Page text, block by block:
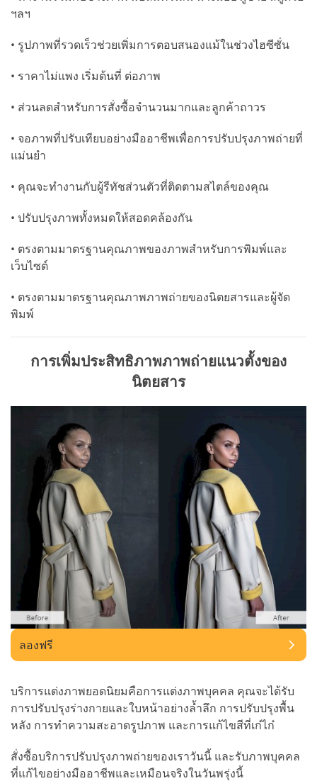
ฯลฯ
• รูปภาพที่รวดเร็วช่วยเพิ่มการตอบสนองแม้ในช่วงไฮซีซั่น
• ราคาไม่แพง เริ่มต้นที่ ต่อภาพ
• ส่วนลดสำหรับการสั่งซื้อจำนวนมากและลูกค้าถาวร
• จอภาพที่ปรับเทียบอย่างมืออาชีพเพื่อการปรับปรุงภาพถ่ายที่
แม่นยำ
• คุณจะทำงานกับผู้รีทัชส่วนตัวที่ติดตามสไตล์ของคุณ
• ปรับปรุงภาพทั้งหมดให้สอดคล้องกัน
• ตรงตามมาตรฐานคุณภาพของภาพสำหรับการพิมพ์และ
เว็บไซต์
• ตรงตามมาตรฐานคุณภาพภาพถ่ายของนิตยสารและผู้จัด
พิมพ์
การเพิ่มประสิทธิภาพภาพถ่ายแนวตั้งของ
นิตยสาร
ลองฟรี
บริการแต่งภาพยอดนิยมคือการแต่งภาพบุคคล คุณจะได้รับ
การปรับปรุงร่างกายและใบหน้าอย่างล้ำลึก การปรับปรุงพื้น
หลัง การทำความสะอาดรูปภาพ และการแก้ไขสีที่เก๋ไก๋
สั่งซื้อบริการปรับปรุงภาพถ่ายของเราวันนี้ และรับภาพบุคคล
ที่แก้ไขอย่างมืออาชีพและเหมือนจริงในวันพรุ่งนี้